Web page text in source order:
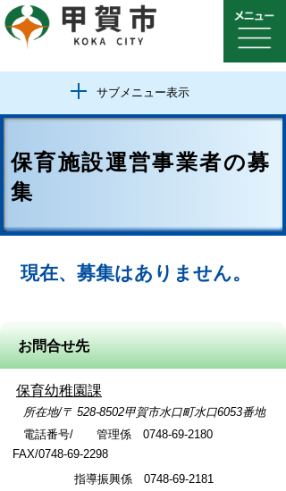
サブメニュー表示
保育施設運営事業者の募
集
現在、募集はありません。
お問合せ先
保育幼稚園課
所在地/〒 528-8502甲賀市水口町水口6053番地
電話番号/ 管理係 0748-69-2180
FAX/0748-69-2298
指導振興係 0748-69-2181